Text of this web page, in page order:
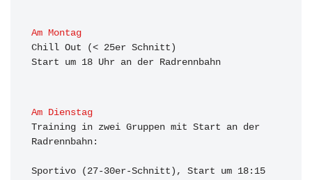
Am Montag
Chill Out (< 25er Schnitt)
Start um 18 Uhr an der Radrennbahn
Am Dienstag
Training in zwei Gruppen mit Start an der
Radrennbahn:
Sportivo (27-30er-Schnitt), Start um 18:15